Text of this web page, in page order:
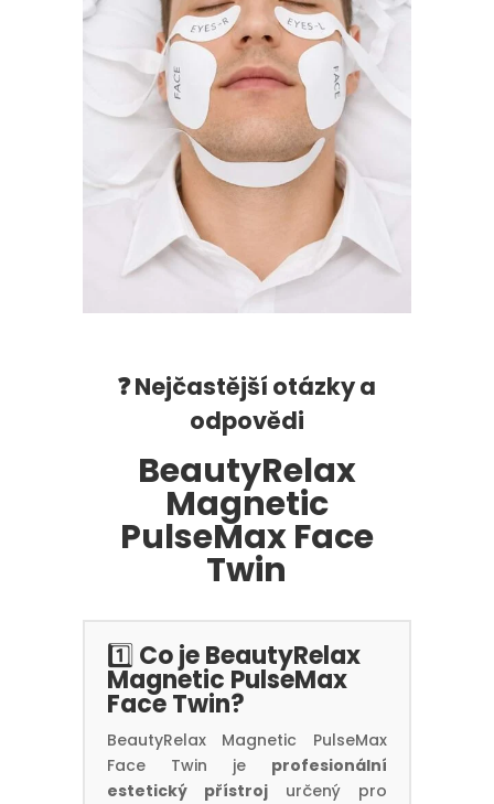
❓ Nejčastější otázky a
odpovědi
BeautyRelax
Magnetic
PulseMax Face
Twin
1️⃣Co je BeautyRelax
Magnetic PulseMax
Face Twin?
BeautyRelax Magnetic PulseMax
Face Twin je profesionální
estetický přístrojurčený pro